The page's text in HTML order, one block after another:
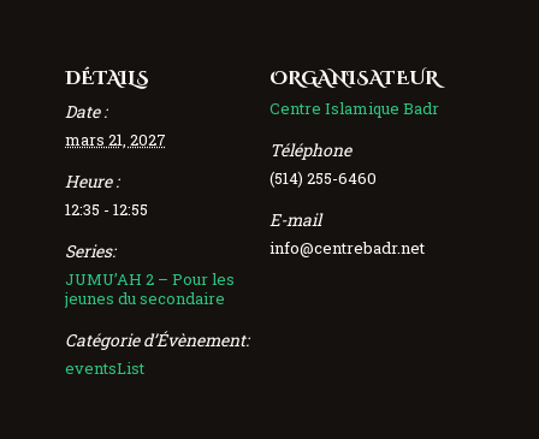
DÉTAILS
Date :
mars 21, 2027
Heure :
12:35 - 12:55
Series:
JUMU’AH 2 – Pour les
jeunes du secondaire
Catégorie d’Évènement:
eventsList
ORGANISATEUR
Centre Islamique Badr
Téléphone
(514) 255-6460
E-mail
info@centrebadr.net